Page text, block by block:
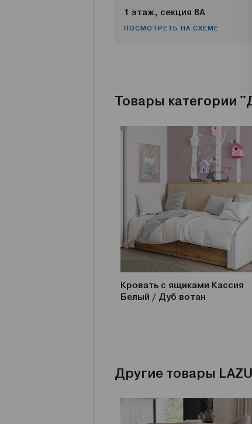
1 этаж, секция 8А
ПОСМОТРЕТЬ НА СХЕМЕ
Товары категории
Кровать с ящиками Кассия
Белый / Дуб вотан
Другие товары